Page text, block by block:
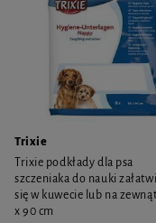
Trixie
Trixie podkłady dla psa
szczeniaka do nauki
się w kuwecie lub na
x 90 cm